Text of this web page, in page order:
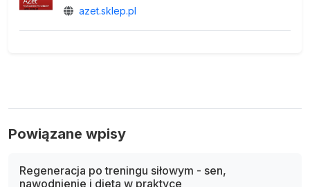
azet.sklep.pl
Powiązane wpisy
Regeneracja po treningu siłowym - sen,
nawodnienie i dieta w praktyce